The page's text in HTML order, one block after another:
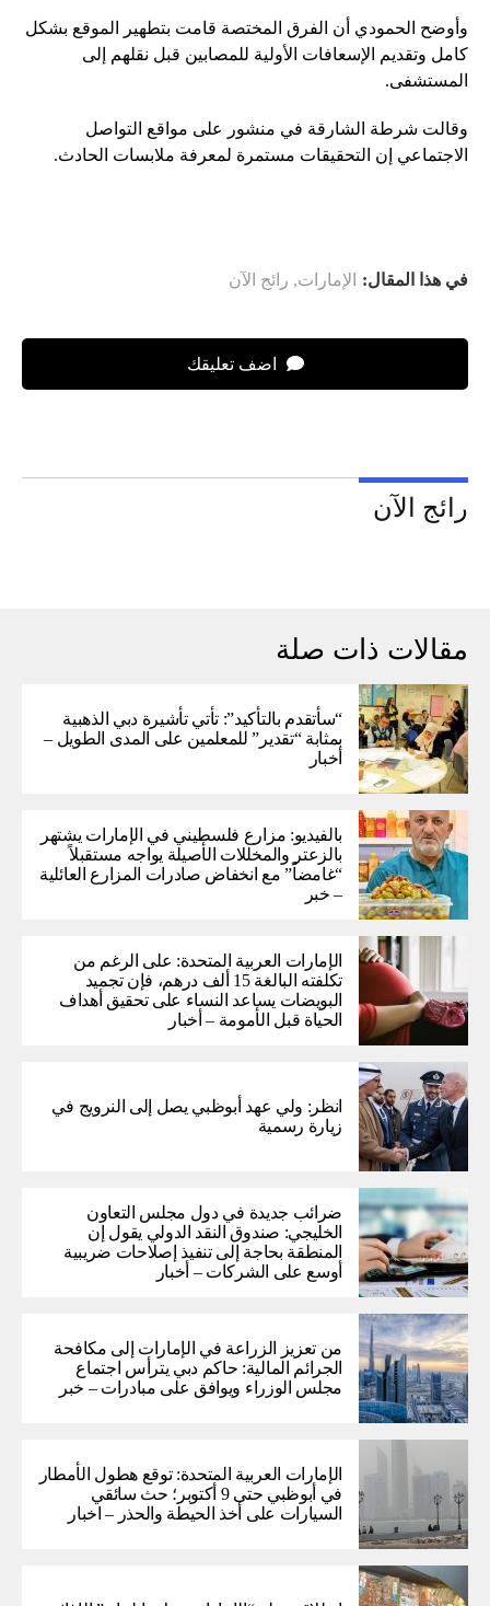
وأوضح الحمودي أن الفرق المختصة قامت بتطهير الموقع بشكل
كامل وتقديم الإسعافات الأولية للمصابين قبل نقلهم إلى
المستشفى.
وقالت شرطة الشارقة في منشور على مواقع التواصل
الاجتماعي إن التحقيقات مستمرة لمعرفة ملابسات الحادث.
في هذا المقال: الإمارات, رائج الآن
اضف تعليقك
رائج الآن
مقالات ذات صلة
“سأتقدم بالتأكيد”: تأتي تأشيرة دبي الذهبية
بمثابة “تقدير” للمعلمين على المدى الطويل –
أخبار
بالفيديو: مزارع فلسطيني في الإمارات يشتهر
بالزعتر والمخللات الأصيلة يواجه مستقبلاً
“غامضاً” ​​مع انخفاض صادرات المزارع العائلية
– خبر
الإمارات العربية المتحدة: على الرغم من
تكلفته البالغة 15 ألف درهم، فإن تجميد
البويضات يساعد النساء على تحقيق أهداف
الحياة قبل الأمومة – أخبار
انظر: ولي عهد أبوظبي يصل إلى النرويج في
زيارة رسمية
ضرائب جديدة في دول مجلس التعاون
الخليجي: صندوق النقد الدولي يقول إن
المنطقة بحاجة إلى تنفيذ إصلاحات ضريبية
أوسع على الشركات – أخبار
من تعزيز الزراعة في الإمارات إلى مكافحة
الجرائم المالية: حاكم دبي يترأس اجتماع
مجلس الوزراء ويوافق على مبادرات – خبر
الإمارات العربية المتحدة: توقع هطول الأمطار
في أبوظبي حتى 9 أكتوبر؛ حث سائقي
السيارات على أخذ الحيطة والحذر – اخبار